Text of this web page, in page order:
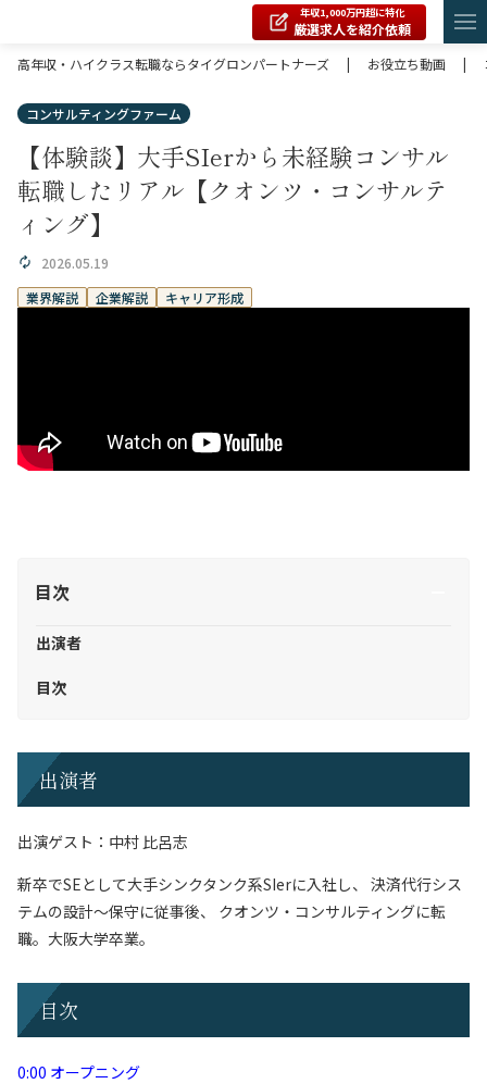
年収1,000万円超に特化
厳選求人を紹介依頼
高年収・ハイクラス転職ならタイグロンパートナーズ
| お役立ち動画 |
コンサルティングファーム
【体験談】大手SIerから未経験コンサル
転職したリアル【クオンツ・コンサルテ
ィング】
2026.05.19
業界解説
企業解説 キャリア形成
目次
出演者
目次
出演者
出演ゲスト：中村 比呂志
新卒でSEとして大手シンクタンク系SIerに入社し、 決済代行シス
テムの設計～保守に従事後、 クオンツ・コンサルティングに転
職。大阪大学卒業。
目次
0:00 オープニング